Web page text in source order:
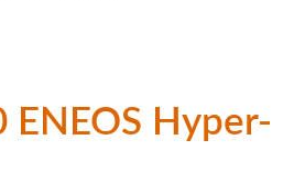
ENEOS Hyper-